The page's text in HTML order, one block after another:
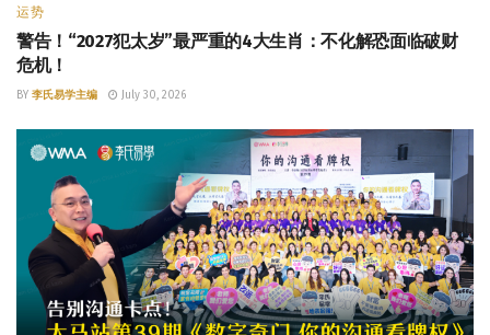
运势
警告！“2027犯太岁”最严重的4大生肖：不化解恐面临破财
危机！
BY 李氏易学主编 July 30, 2026